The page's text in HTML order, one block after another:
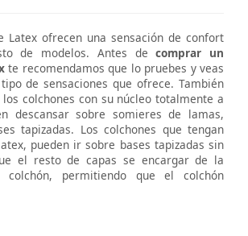
Latex ofrecen una sensación de confort
de modelos. Antes decomprar un
te recomendamos que lo pruebes y veas
de sensaciones que ofrece. También
colchones con su núcleo totalmente a
descansar sobre somieres de lamas,
tapizadas. Los colchones que tengan
pueden ir sobre bases tapizadas sin
el resto de capas se encargar de la
colchón, permitiendo que el colchón